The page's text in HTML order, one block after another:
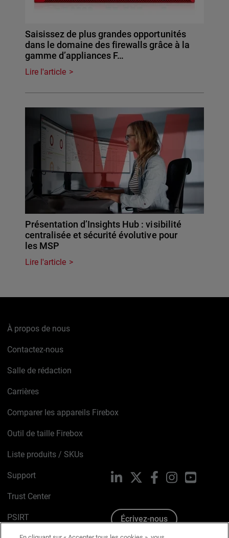
Saisissez de plus grandes opportunités
dans le domaine des firewalls grâce à la
gamme d’appliances F…
Lire l'article
Présentation d’Insights Hub : visibilité
centralisée et sécurité évolutive pour
les MSP
Lire l'article
À propos de nous
Contactez-nous
Salle de rédaction
Carrières
Comparer les appareils Firebox
Outil de taille Firebox
Liste produits / SKUs
Support
Trust Center
PSIRT
LinkedIn FacebookInstagramYouTube
Écrivez-nous